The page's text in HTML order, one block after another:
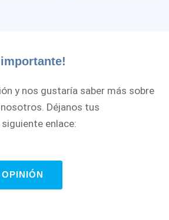
y nos gustaría saber más sobre
Déjanos tus
enlace: